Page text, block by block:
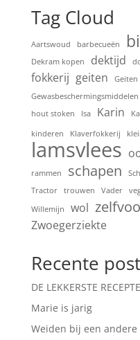
Tag Cloud
Aartswoud barbecueën
Dekram kopen
dektijd
fokkerij geiten
Gewasbeschermingsmiddelen
hout stoken
Isa Karin
kinderen Klaverfokkerij
lamsvlees
rammen
schapen
Tractor
trouwen Vader
Willemijn
wol
Zwoegerziekte
Recente
DE LEKKERSTE
Marie is jarig
Weiden bij een andere